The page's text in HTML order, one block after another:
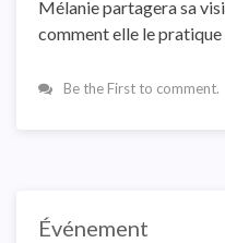
Mélanie partagera sa
comment elle le
Be the First to comment.
Événement